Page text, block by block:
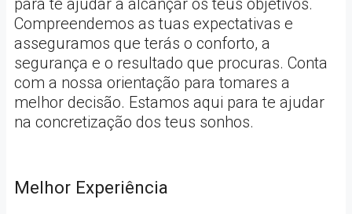
Compreendemos as tuas expectativas e
asseguramos que terás o conforto, a
segurança e o resultado que procuras. Conta
com a nossa orientação para tomares a
melhor decisão. Estamos aqui para te ajudar
na concretização dos teus sonhos.
Melhor Experiência